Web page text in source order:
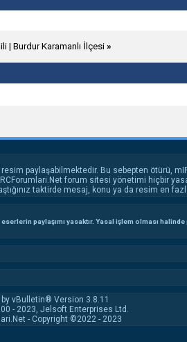
| Burdur Karamanlı İlçesi »
paylaşabilmektedir. Bu sebepten ötürü,
forum sitesi yönetimi hiçbir
taktirde mesaj, konu ya da resim en
paylaşımı yasaktır. Yasal işlem olması
by vBulletin® Version 3.8.11
- 2023, Jelsoft Enterprises Ltd.
- Copyright ©2022 - 2023